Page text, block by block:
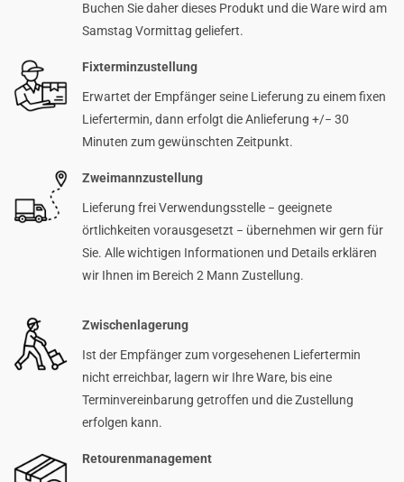
Buchen Sie daher dieses Produkt und die Ware wird am
Samstag Vormittag geliefert.
Fixterminzustellung
Erwartet der Empfänger seine Lieferung zu einem fixen
Liefertermin, dann erfolgt die Anlieferung +/− 30
Minuten zum gewünschten Zeitpunkt.
Zweimannzustellung
Lieferung frei Verwendungsstelle − geeignete
örtlichkeiten vorausgesetzt − übernehmen wir gern für
Sie. Alle wichtigen Informationen und Details erklären
wir Ihnen im Bereich 2 Mann Zustellung.
Zwischenlagerung
Ist der Empfänger zum vorgesehenen Liefertermin
nicht erreichbar, lagern wir Ihre Ware, bis eine
Terminvereinbarung getroffen und die Zustellung
erfolgen kann.
Retourenmanagement